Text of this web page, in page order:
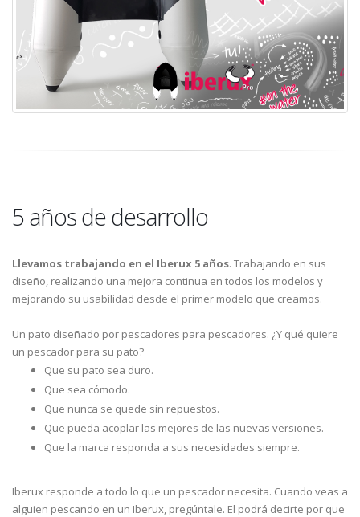
5 años de desarrollo
Llevamos trabajando en el Iberux 5 años. Trabajando en sus
diseño, realizando una mejora continua en todos los modelos y
mejorando su usabilidad desde el primer modelo que creamos.
Un pato diseñado por pescadores para pescadores. ¿Y qué quiere
un pescador para su pato?
Que su pato sea duro.
Que sea cómodo.
Que nunca se quede sin repuestos.
Que pueda acoplar las mejores de las nuevas versiones.
Que la marca responda a sus necesidades siempre.
Iberux responde a todo lo que un pescador necesita. Cuando veas a
alguien pescando en un Iberux, pregúntale. El podrá decirte por que